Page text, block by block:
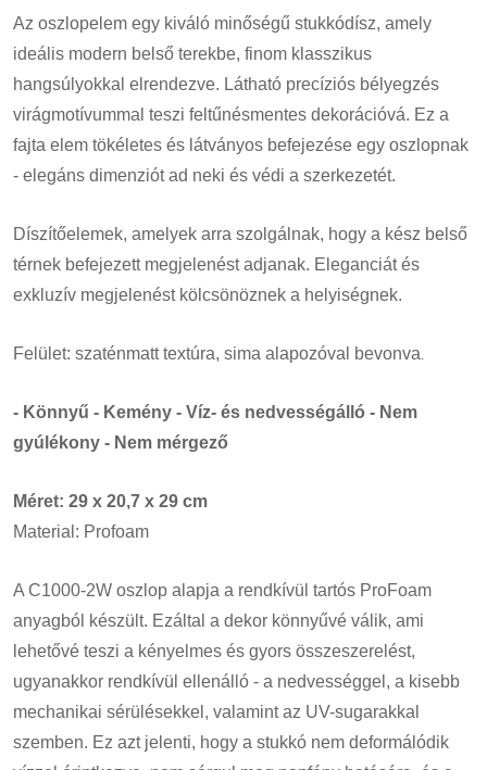
Az oszlopelem egy kiváló minőségű stukkódísz, amely
ideális modern belső terekbe, finom klasszikus
hangsúlyokkal elrendezve. Látható precíziós bélyegzés
virágmotívummal teszi feltűnésmentes dekorációvá. Ez a
fajta elem tökéletes és látványos befejezése egy oszlopnak
- elegáns dimenziót ad neki és védi a szerkezetét.
Díszítőelemek, amelyek arra szolgálnak, hogy a kész belső
térnek befejezett megjelenést adjanak. Eleganciát és
exkluzív megjelenést kölcsönöznek a helyiségnek.
Felület: szaténmatt textúra, sima alapozóval bevonva.
- Könnyű - Kemény - Víz- és nedvességálló - Nem
gyúlékony - Nem mérgező
Méret: 29 x 20,7 x 29 cm
Material: Profoam
A C1000-2W oszlop alapja a rendkívül tartós ProFoam
anyagból készült. Ezáltal a dekor könnyűvé válik, ami
lehetővé teszi a kényelmes és gyors összeszerelést,
ugyanakkor rendkívül ellenálló - a nedvességgel, a kisebb
mechanikai sérülésekkel, valamint az UV-sugarakkal
szemben. Ez azt jelenti, hogy a stukkó nem deformálódik